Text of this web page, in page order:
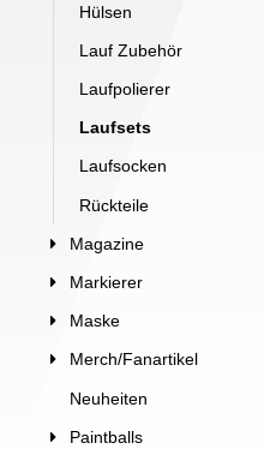
Hülsen
Lauf Zubehör
Laufpolierer
Laufsets
Laufsocken
Rückteile
Magazine
Markierer
Maske
Merch/Fanartikel
Neuheiten
Paintballs